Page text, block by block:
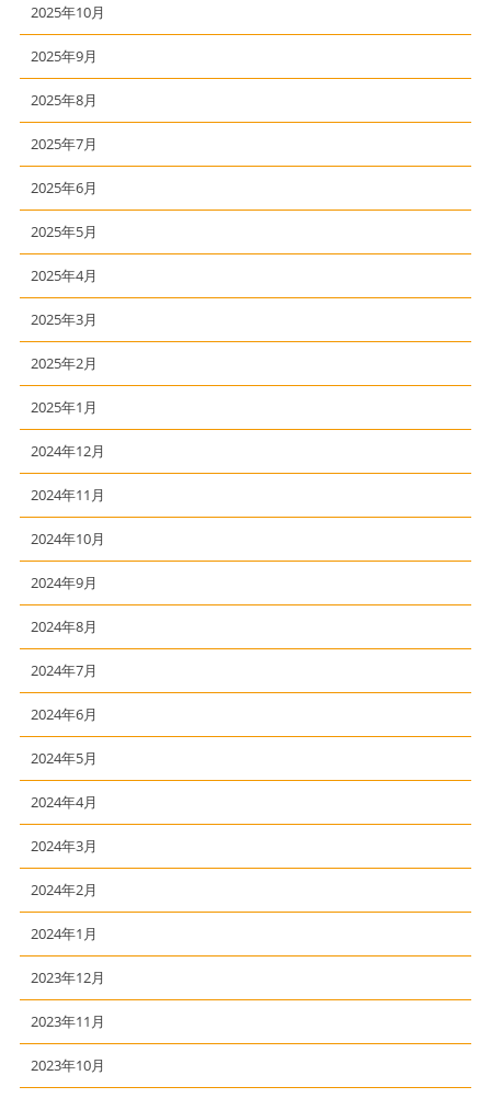
2025年10月
2025年9月
2025年8月
2025年7月
2025年6月
2025年5月
2025年4月
2025年3月
2025年2月
2025年1月
2024年12月
2024年11月
2024年10月
2024年9月
2024年8月
2024年7月
2024年6月
2024年5月
2024年4月
2024年3月
2024年2月
2024年1月
2023年12月
2023年11月
2023年10月